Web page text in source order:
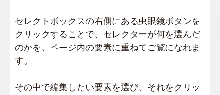
セレクトボックスの右側にある虫眼鏡ボタンを
クリックすることで、セレクターが何を選んだ
のかを、ページ内の要素に重ねてご覧になれま
す。
その中で編集したい要素を選び、それをクリッ